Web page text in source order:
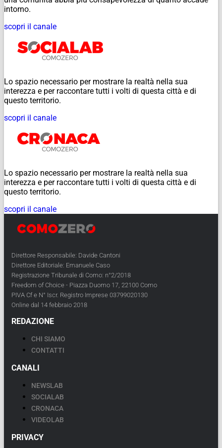
intorno.
scopri il canale
Lo spazio necessario per mostrare la realtà nella sua
interezza e per raccontare tutti i volti di questa città e di
questo territorio.
scopri il canale
Lo spazio necessario per mostrare la realtà nella sua
interezza e per raccontare tutti i volti di questa città e di
questo territorio.
scopri il canale
Direttore Responsabile: Davide Cantoni
Direttore Editoriale: Emanuele Caso
Registrazione Tribunale di Como: n°2/2018
Freedom of Choice - Piazza Duomo 17, 22100 Como
PIVA Cf e N° Iscr. Registro Imprese 03799020130
Online dal 14 febbraio 2018
REDAZIONE
CHI SIAMO
CONTATTI
CANALI
NEWSLAB
SOCIALAB
CRONACA
VIDEOLAB
PRIVACY